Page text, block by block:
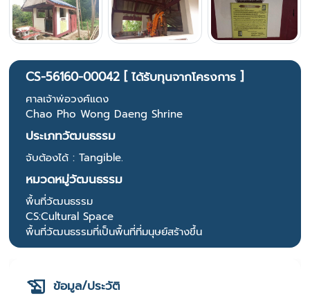
CS-56160-00042 [ ได้รับทุนจากโครงการ ]
ศาลเจ้าพ่อวงศ์แดง
Chao Pho Wong Daeng Shrine
ประเภทวัฒนธรรม
จับต้องได้ : Tangible.
หมวดหมู่วัฒนธรรม
พื้นที่วัฒนธรรม
CS:Cultural Space
พื้นที่วัฒนธรรมที่เป็นพื้นที่ที่มนุษย์สร้างขึ้น
ข้อมูล/ประวัติ